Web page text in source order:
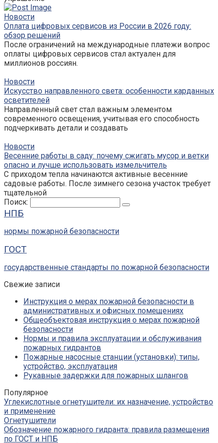
Новости
Оплата цифровых сервисов из России в 2026 году:
обзор решений
После ограничений на международные платежи вопрос
оплаты цифровых сервисов стал актуален для
миллионов россиян.
Новости
Искусство направленного света: особенности карданных
осветителей
Направленный свет стал важным элементом
современного освещения, учитывая его способность
подчеркивать детали и создавать
Новости
Весенние работы в саду: почему сжигать мусор и ветки
опасно и лучше использовать измельчитель
С приходом тепла начинаются активные весенние
садовые работы. После зимнего сезона участок требует
тщательной
Поиск:
НПБ
нормы пожарной безопасности
ГОСТ
государственные стандарты по пожарной безопасности
Свежие записи
Инструкция о мерах пожарной безопасности в
административных и офисных помещениях
Общеобъектовая инструкция о мерах пожарной
безопасности
Нормы и правила эксплуатации и обслуживания
пожарных гидрантов
Пожарные насосные станции (установки): типы,
устройство, эксплуатация
Рукавные задержки для пожарных шлангов
Популярное
Углекислотные огнетушители: их назначение, устройство
и применение
Огнетушители
Обозначение пожарного гидранта: правила размещения
по ГОСТ и НПБ